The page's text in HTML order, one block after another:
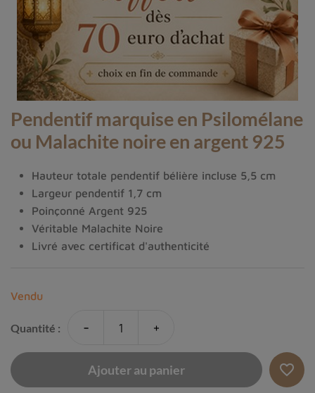
Pendentif marquise en Psilomélane
ou Malachite noire en argent 925
Hauteur totale pendentif bélière incluse 5,5 cm
Largeur pendentif 1,7 cm
Poinçonné Argent 925
Véritable Malachite Noire
Livré avec certificat d'authenticité
Vendu
Quantité : - +
Ajouter au panier favorite_border